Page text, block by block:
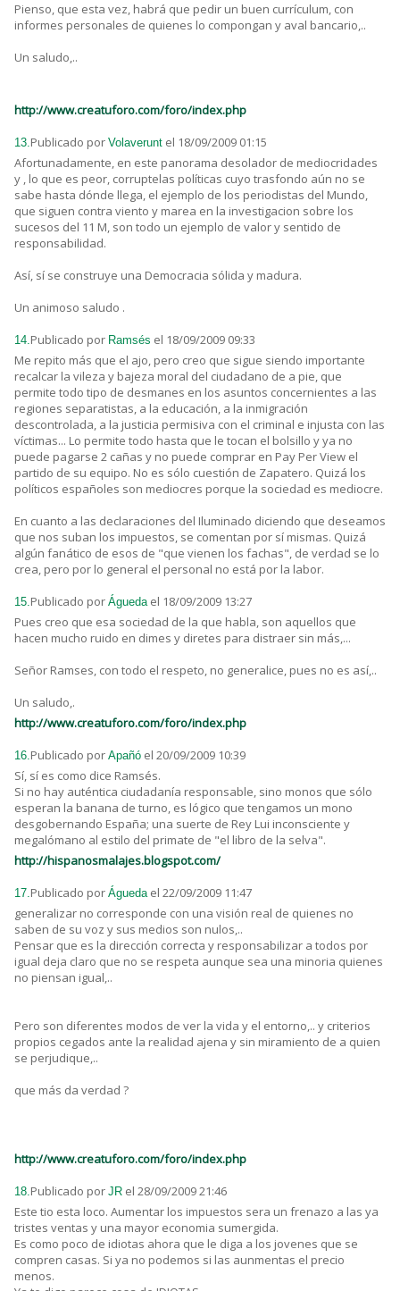
Pienso, que esta vez, habrá que pedir un buen currículum, con
informes personales de quienes lo compongan y aval bancario,..
Un saludo,..
http://www.creatuforo.com/foro/index.php
13.Publicado por Volaverunt el 18/09/2009 01:15
Afortunadamente, en este panorama desolador de mediocridades
y , lo que es peor, corruptelas políticas cuyo trasfondo aún no se
sabe hasta dónde llega, el ejemplo de los periodistas del Mundo,
que siguen contra viento y marea en la investigacion sobre los
sucesos del 11 M, son todo un ejemplo de valor y sentido de
responsabilidad.
Así, sí se construye una Democracia sólida y madura.
Un animoso saludo .
14.Publicado por Ramsés el 18/09/2009 09:33
Me repito más que el ajo, pero creo que sigue siendo importante
recalcar la vileza y bajeza moral del ciudadano de a pie, que
permite todo tipo de desmanes en los asuntos concernientes a las
regiones separatistas, a la educación, a la inmigración
descontrolada, a la justicia permisiva con el criminal e injusta con las
víctimas... Lo permite todo hasta que le tocan el bolsillo y ya no
puede pagarse 2 cañas y no puede comprar en Pay Per View el
partido de su equipo. No es sólo cuestión de Zapatero. Quizá los
políticos españoles son mediocres porque la sociedad es mediocre.
En cuanto a las declaraciones del Iluminado diciendo que deseamos
que nos suban los impuestos, se comentan por sí mismas. Quizá
algún fanático de esos de "que vienen los fachas", de verdad se lo
crea, pero por lo general el personal no está por la labor.
15.Publicado por Águeda el 18/09/2009 13:27
Pues creo que esa sociedad de la que habla, son aquellos que
hacen mucho ruido en dimes y diretes para distraer sin más,...
Señor Ramses, con todo el respeto, no generalice, pues no es así,..
Un saludo,.
http://www.creatuforo.com/foro/index.php
16.Publicado por Apañó el 20/09/2009 10:39
Sí, sí es como dice Ramsés.
Si no hay auténtica ciudadanía responsable, sino monos que sólo
esperan la banana de turno, es lógico que tengamos un mono
desgobernando España; una suerte de Rey Lui inconsciente y
megalómano al estilo del primate de "el libro de la selva".
http://hispanosmalajes.blogspot.com/
17.Publicado por Águeda el 22/09/2009 11:47
generalizar no corresponde con una visión real de quienes no
saben de su voz y sus medios son nulos,..
Pensar que es la dirección correcta y responsabilizar a todos por
igual deja claro que no se respeta aunque sea una minoria quienes
no piensan igual,..
Pero son diferentes modos de ver la vida y el entorno,.. y criterios
propios cegados ante la realidad ajena y sin miramiento de a quien
se perjudique,..
que más da verdad ?
http://www.creatuforo.com/foro/index.php
18.Publicado por JR el 28/09/2009 21:46
Este tio esta loco. Aumentar los impuestos sera un frenazo a las ya
tristes ventas y una mayor economia sumergida.
Es como poco de idiotas ahora que le diga a los jovenes que se
compren casas. Si ya no podemos si las aunmentas el precio
menos.